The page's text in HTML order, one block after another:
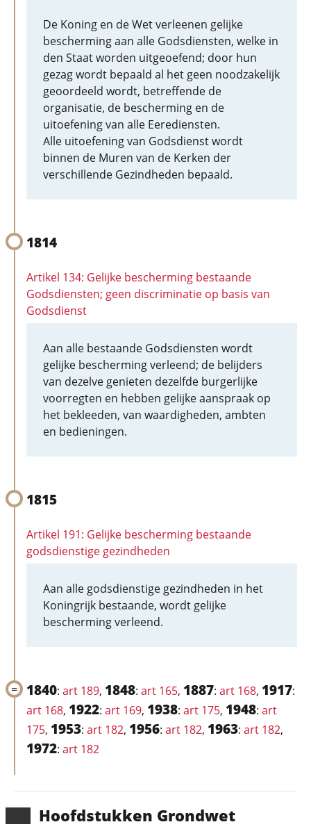
Hoofd­stukken Grondwet
De Koning en de Wet verleenen gelijke
bescherming aan alle Godsdiensten, welke in
den Staat worden uitgeoefend; door hun
gezag wordt bepaald al het geen noodzakelijk
geoordeeld wordt, betreffende de
organisatie, de bescherming en de
uitoefening van alle Eerediensten.
Alle uitoefening van Godsdienst wordt
binnen de Muren van de Kerken der
verschillende Gezindheden bepaald.
1814
Artikel 134: Gelijke bescherming bestaande
Godsdiensten; geen discriminatie op basis van
Godsdienst
Aan alle bestaande Godsdiensten wordt
gelijke bescherming verleend; de belijders
van dezelve genieten dezelfde burgerlijke
voorregten en hebben gelijke aanspraak op
het bekleeden, van waardigheden, ambten
en bedieningen.
1815
Artikel 191: Gelijke bescherming bestaande
godsdienstige gezindheden
Aan alle godsdienstige gezindheden in het
Koningrijk bestaande, wordt gelijke
bescherming verleend.
1840: art 189, 1848: art 165, 1887: art 168, 1917:
art 168, 1922: art 169, 1938: art 175, 1948: art
175, 1953: art 182, 1956: art 182, 1963: art 182,
1972: art 182